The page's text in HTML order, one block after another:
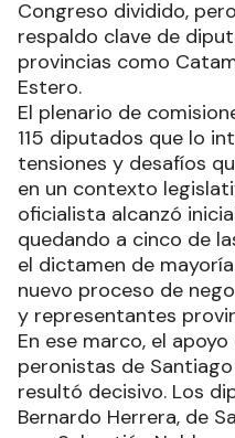
Congreso dividido,
respaldo clave de
provincias como
Estero.
El plenario de
115 diputados que lo
tensiones y desafíos
en un contexto
oficialista alcanzó
quedando a cinco de
el dictamen de
nuevo proceso de
y representantes
En ese marco, el
peronistas de
resultó decisivo. Los
Bernardo Herrera, de